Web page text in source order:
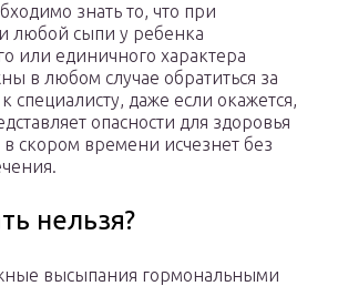
знать то, что при
любой сыпи у ребенка
или единичного характера
в любом случае обратиться за
специалисту, даже если окажется,
опасности для здоровья
скором времени исчезнет без
нельзя?
высыпания гормональными